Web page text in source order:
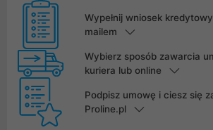
Wypełnij wniosek
mailem
Wybierz sposób zawarcia
kuriera lub online
Podpisz umowę i ciesz się
Proline.pl